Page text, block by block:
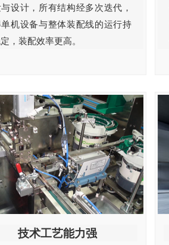
设计，所有结构经多次迭代，
机设备与整体装配线的运行持
，装配效率更高。
技术工艺能力强